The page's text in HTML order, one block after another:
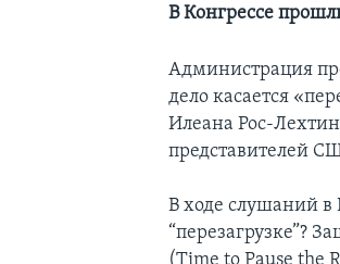
В Конгрессе
Администрация
дело касается
Илеана Рос-
представителей
В ходе слушаний в
“перезагрузке”?